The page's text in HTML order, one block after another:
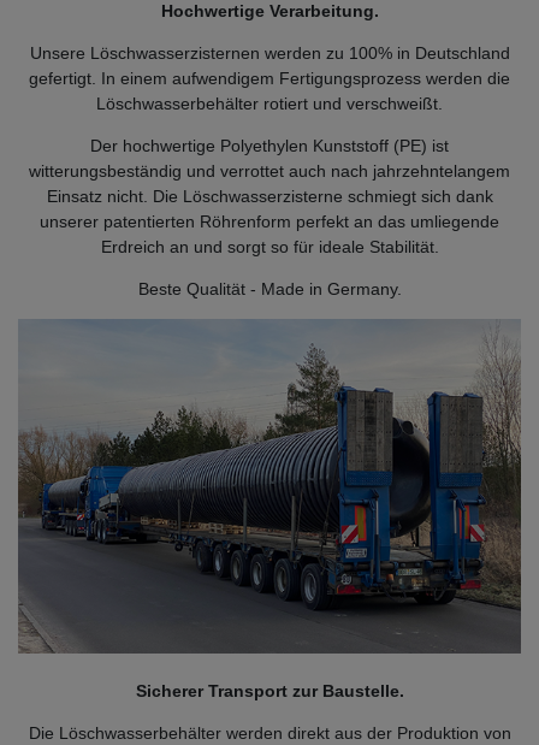
Hochwertige Verarbeitung.
Unsere Löschwasserzisternen werden zu 100% in Deutschland
gefertigt. In einem aufwendigem Fertigungsprozess werden die
Löschwasserbehälter rotiert und verschweißt.
Der hochwertige Polyethylen Kunststoff (PE) ist
witterungsbeständig und verrottet auch nach jahrzehntelangem
Einsatz nicht. Die Löschwasserzisterne schmiegt sich dank
unserer patentierten Röhrenform perfekt an das umliegende
Erdreich an und sorgt so für ideale Stabilität.
Beste Qualität - Made in Germany.
Sicherer Transport zur Baustelle.
Die Löschwasserbehälter werden direkt aus der Produktion von